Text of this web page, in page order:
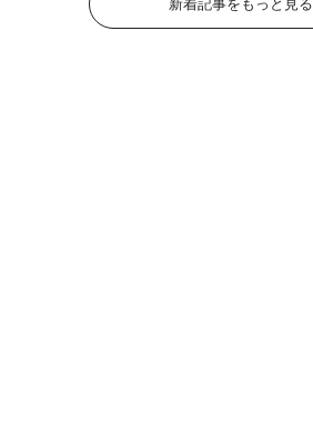
新着記事をもっと見る